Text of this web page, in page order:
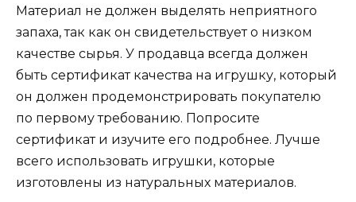
Материал не должен выделять неприятного
запаха, так как он свидетельствует о низком
качестве сырья. У продавца всегда должен
быть сертификат качества на игрушку, который
он должен продемонстрировать покупателю
по первому требованию. Попросите
сертификат и изучите его подробнее. Лучше
всего использовать игрушки, которые
изготовлены из натуральных материалов.